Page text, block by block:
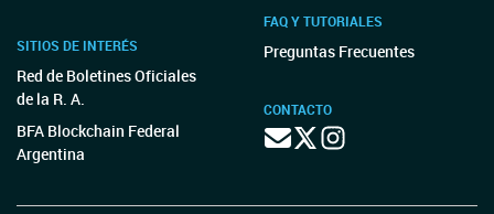
SITIOS DE INTERÉS
Red de Boletines Oficiales
de la R. A.
BFA Blockchain Federal
Argentina
FAQ Y TUTORIALES
Preguntas Frecuentes
CONTACTO